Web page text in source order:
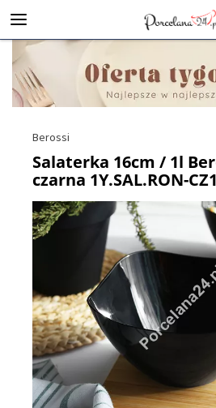
Berossi
Salaterka 16cm / 1l
czarna 1Y.SAL.RON-